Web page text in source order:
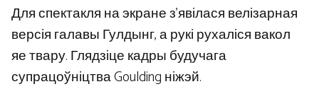
Для спектакля на экране з’явілася велізарная
версія галавы Гулдынг, а рукі рухаліся вакол
яе твару. Глядзіце кадры будучага
супрацоўніцтва Goulding ніжэй.